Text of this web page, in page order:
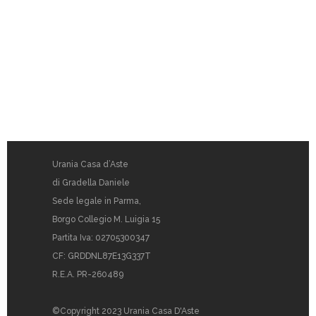
Urania Casa d’Aste
di Gradella Daniele
Sede legale in Parma,
Borgo Collegio M. Luigia 15
Partita Iva: 02705300347
CF: GRDDNL87E13G337T
R.E.A. PR-260489
©Copyright 2023 Urania Casa D'Aste